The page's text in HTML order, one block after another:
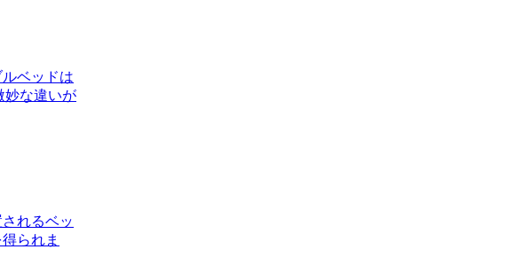
ベッドは
妙な違いが
れるベッ
られま